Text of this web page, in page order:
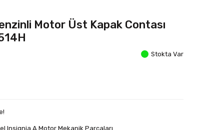
Motor Üst Kapak Contası
Stokta Var
Insignia A Motor Mekanik Parçaları